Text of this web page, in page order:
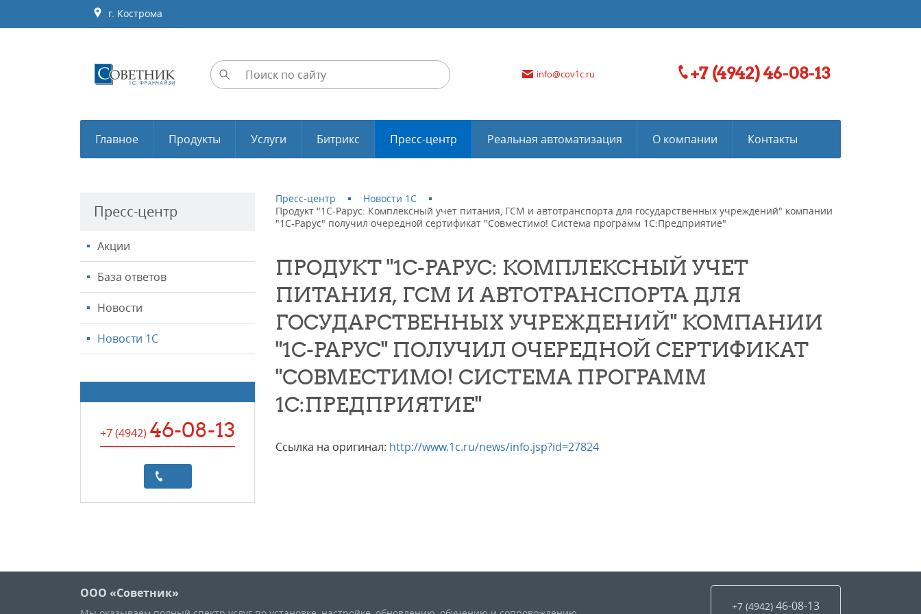
г. Кострома
info@cov1c.ru +7 (4942) 46-08-13
Главное Продукты Услуги Битрикс Пресс-центр Реальная автоматизация О компании Контакты
Пресс-центр
Акции
База ответов
Новости
Новости 1С
+7 (4942) 46-08-13
Пресс-центр
Новости 1С
Продукт "1С-Рарус: Комплексный учет питания, ГСМ и автотранспорта для государственных учреждений" компании
"1С-Рарус" получил очередной сертификат "Совместимо! Система программ 1С:Предприятие"
ПРОДУКТ "1С-РАРУС: КОМПЛЕКСНЫЙ УЧЕТ
ПИТАНИЯ, ГСМ И АВТОТРАНСПОРТА ДЛЯ
ГОСУДАРСТВЕННЫХ УЧРЕЖДЕНИЙ" КОМПАНИИ
"1С-РАРУС" ПОЛУЧИЛ ОЧЕРЕДНОЙ СЕРТИФИКАТ
"СОВМЕСТИМО! СИСТЕМА ПРОГРАММ
1С:ПРЕДПРИЯТИЕ"
Ссылка на оригинал: http://www.1c.ru/news/info.jsp?id=27824
ООО «Советник»
+7 (4942) 46-08-13